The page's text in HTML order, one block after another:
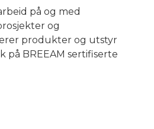
på og med
og
produkter og utstyr
på BREEAM sertifiserte